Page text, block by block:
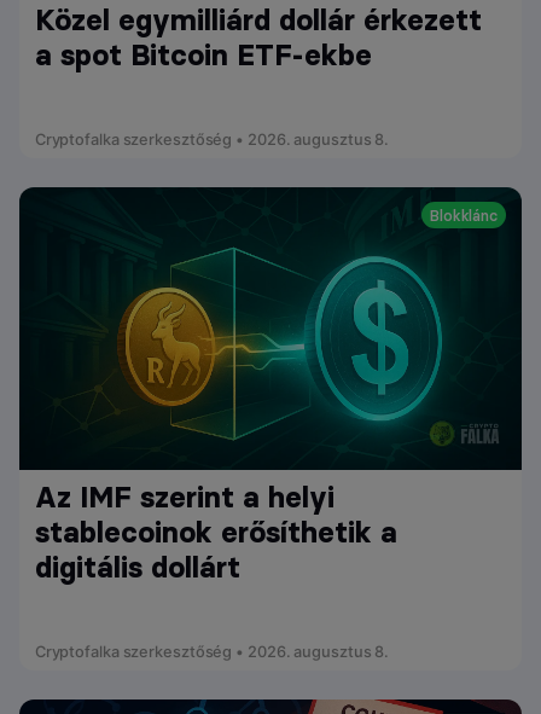
Közel egymilliárd dollár érkezett
a spot Bitcoin ETF-ekbe
Cryptofalka szerkesztőség • 2026. augusztus 8.
Blokklánc
Az IMF szerint a helyi
stablecoinok erősíthetik a
digitális dollárt
Cryptofalka szerkesztőség • 2026. augusztus 8.